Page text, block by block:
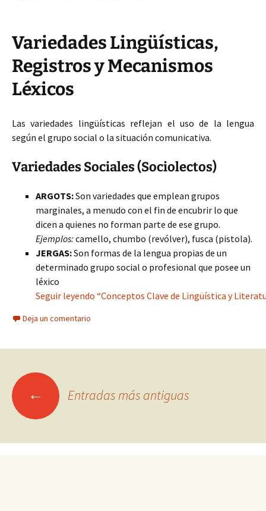
Variedades Lingüísticas,
Registros y Mecanismos
Léxicos
Las variedades lingüísticas reflejan el uso de la lengua
según el grupo social o la situación comunicativa.
Variedades Sociales (Sociolectos)
ARGOTS:Son variedades que emplean grupos
marginales, a menudo con el fin de encubrir lo que
dicen a quienes no forman parte de ese grupo.
Ejemplos: camello, chumbo (revólver), fusca (pistola).
JERGAS:Son formas de la lengua propias de un
determinado grupo social o profesional que posee un
léxico
Seguir leyendo “Conceptos Clave de Lingüística y
Deja un comentario
Ir ← Entradas más antiguas